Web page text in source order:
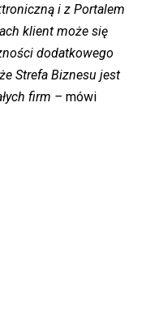
i z Portalem
klient może się
dodatkowego
Strefa Biznesu jest
firm – mówi